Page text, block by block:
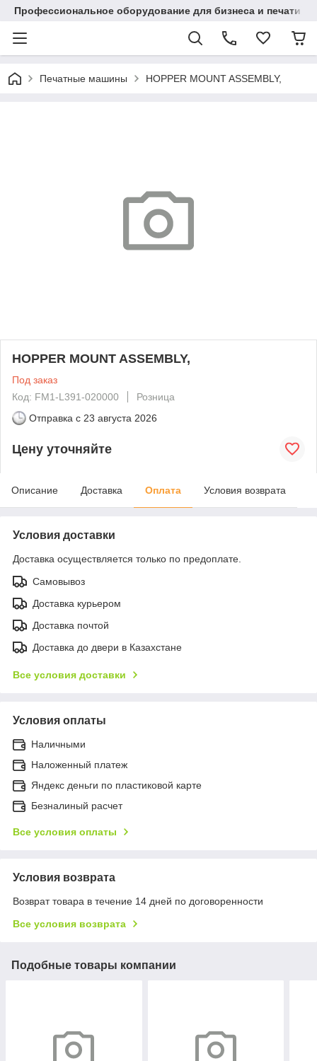
Профессиональное оборудование для бизнеса и печати в
Печатные машины HOPPER MOUNT ASSEMBLY,
HOPPER MOUNT ASSEMBLY,
Под заказ
Код: FM1-L391-020000
Розница
Отправка с 23 августа 2026
Цену уточняйте
Описание Доставка Оплата Условия возврата
Условия доставки
Доставка осуществляется только по предоплате.
Самовывоз
Доставка курьером
Доставка почтой
Доставка до двери в Казахстане
Все условия доставки
Условия оплаты
Наличными
Наложенный платеж
Яндекс деньги по пластиковой карте
Безналиный расчет
Все условия оплаты
Условия возврата
Возврат товара в течение 14 дней по договоренности
Все условия возврата
Подобные товары компании